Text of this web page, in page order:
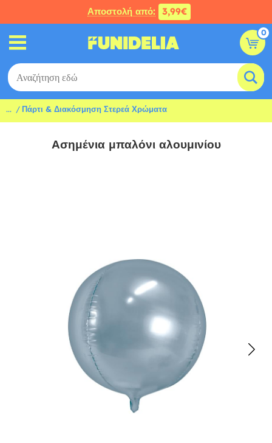
Αποστολή από: 3,99€
0
... Πάρτι & Διακόσμηση Στερεά Χρώματα
Ασημένια μπαλόνι αλουμινίου